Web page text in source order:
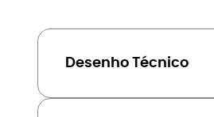
Desenho Técnico